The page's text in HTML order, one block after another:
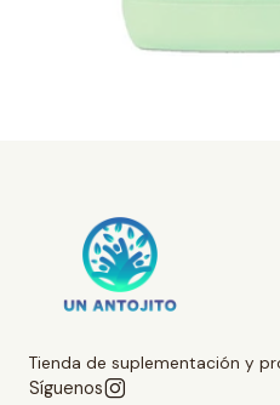
Tienda de suplementación y
Síguenos